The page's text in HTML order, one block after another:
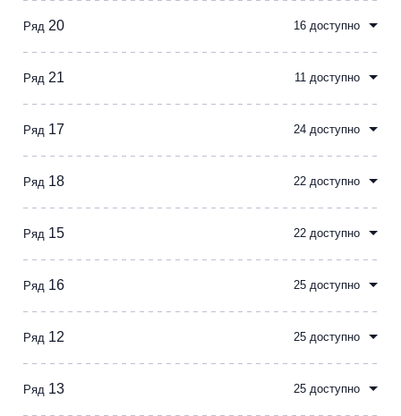
Ряд 20 16 доступно
Ряд 21 11 доступно
Ряд 17 24 доступно
Ряд 18 22 доступно
Ряд 15 22 доступно
Ряд 16 25 доступно
Ряд 12 25 доступно
Ряд 13 25 доступно